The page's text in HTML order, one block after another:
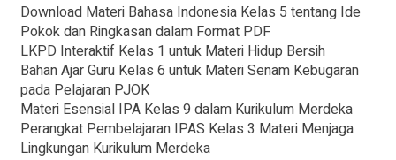
Download Materi Bahasa Indonesia Kelas 5 tentang Ide
Pokok dan Ringkasan dalam Format PDF
LKPD Interaktif Kelas 1 untuk Materi Hidup Bersih
Bahan Ajar Guru Kelas 6 untuk Materi Senam Kebugaran
pada Pelajaran PJOK
Materi Esensial IPA Kelas 9 dalam Kurikulum Merdeka
Perangkat Pembelajaran IPAS Kelas 3 Materi Menjaga
Lingkungan Kurikulum Merdeka